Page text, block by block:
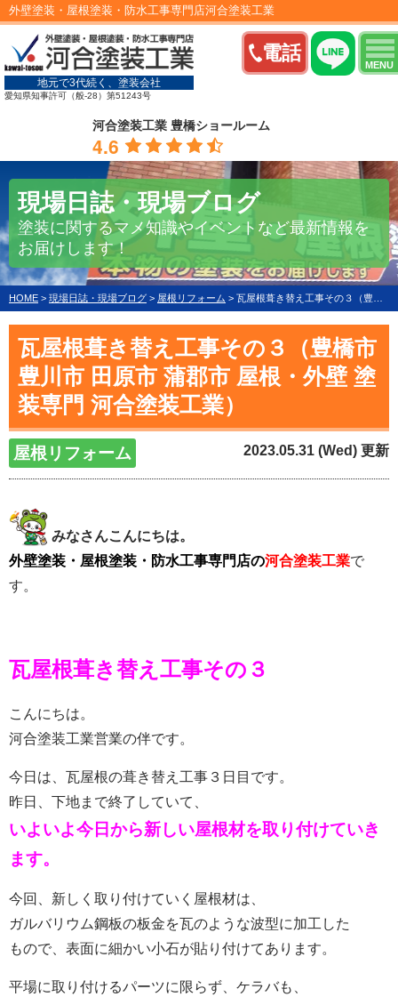
電話
MENU
外壁塗装・屋根塗装・防水工事専門店河合塗装工業
地元で3代続く、塗装会社
愛知県知事許可（般-28）第51243号
河合塗装工業 豊橋ショールーム
4.6
現場日誌・現場ブログ
塗装に関するマメ知識やイベントなど最新情報を
お届けします！
HOME > 現場日誌・現場ブログ > 屋根リフォーム > 瓦屋根葺き替え工事その３（豊橋市 豊川市 田原市 蒲郡市 屋根・外壁 塗装専門 河合塗装工業）
瓦屋根葺き替え工事その３（豊橋市
豊川市 田原市 蒲郡市 屋根・外壁 塗
装専門 河合塗装工業）
屋根リフォーム 2023.05.31 (Wed) 更新
みなさんこんにちは。
外壁塗装・屋根塗装・防水工事専門店の河合塗装工業で
す。
瓦屋根葺き替え工事その３
こんにちは。
河合塗装工業営業の伴です。
今日は、瓦屋根の葺き替え工事３日目です。
昨日、下地まで終了していて、
いよいよ今日から新しい屋根材を取り付けていき
ます。
今回、新しく取り付けていく屋根材は、
ガルバリウム鋼板の板金を瓦のような波型に加工した
もので、表面に細かい小石が貼り付けてあります。
平場に取り付けるパーツに限らず、ケラバも、